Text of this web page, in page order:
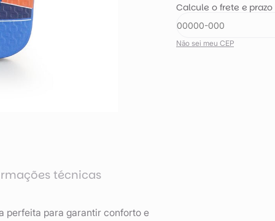
Calcule o frete e
Não sei meu CEP
técnicas
perfeita para garantir conforto e